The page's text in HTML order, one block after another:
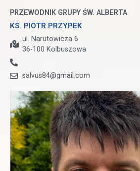
PRZEWODNIK GRUPY ŚW. ALBERTA
KS. PIOTR PRZYPEK
ul. Narutowicza 6
36-100 Kolbuszowa
salvus84@gmail.com